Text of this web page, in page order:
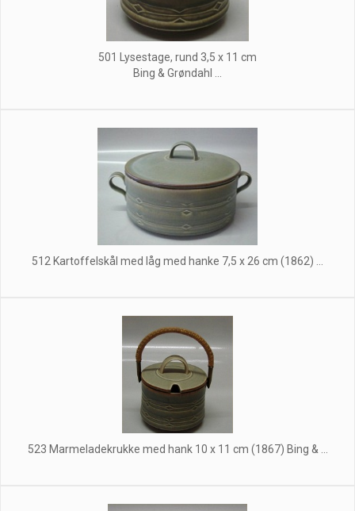
501 Lysestage, rund 3,5 x 11 cm
Bing & Grøndahl ...
512 Kartoffelskål med låg med hanke 7,5 x 26 cm (1862) ...
523 Marmeladekrukke med hank 10 x 11 cm (1867) Bing & ...